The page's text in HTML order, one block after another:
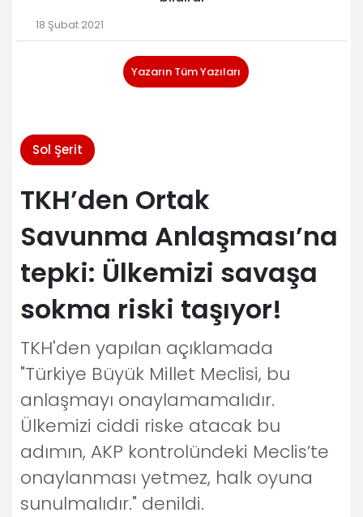
18 Şubat 2021
Yazarın Tüm Yazıları
Sol Şerit
TKH’den Ortak
Savunma Anlaşması’na
tepki: Ülkemizi savaşa
sokma riski taşıyor!
TKH'den yapılan açıklamada
"Türkiye Büyük Millet Meclisi, bu
anlaşmayı onaylamamalıdır.
Ülkemizi ciddi riske atacak bu
adımın, AKP kontrolündeki Meclis’te
onaylanması yetmez, halk oyuna
sunulmalıdır." denildi.